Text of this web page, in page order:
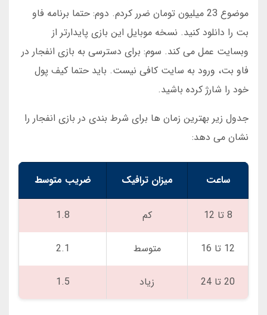
موضوع 23 میلیون تومان ضرر کردم. دوم: حتما برنامه فاو
بت را دانلود کنید. نسخه موبایل این بازی پایدارتر از
وبسایت عمل می کند. سوم: برای دسترسی به بازی انفجار در
فاو بت، ورود به سایت کافی نیست. باید حتما کیف پول
خود را شارژ کرده باشید.
جدول زیر بهترین زمان ها برای شرط بندی در بازی انفجار را
نشان می دهد:
ساعت میزان ترافیک ضریب متوسط
8 تا 12 کم 1.8
12 تا 16 متوسط 2.1
20 تا 24 زیاد 1.5